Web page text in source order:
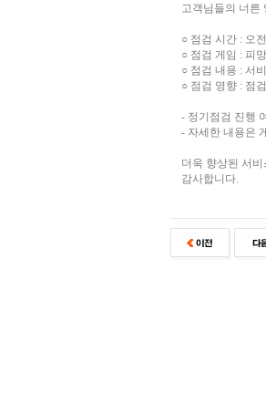
고객님들의 너른
○ 점검 시간 : 오
○ 점검 게임 : 피
○ 점검 내용 : 서
○ 점검 영향 : 점
- 정기점검 진행
- 자세한 내용은
더욱 향상된 서
감사합니다.